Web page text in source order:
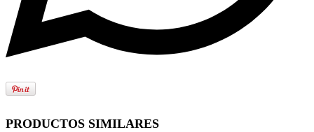
PRODUCTOS SIMILARES